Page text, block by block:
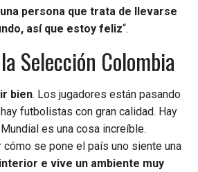
persona que trata de llevarse
así que estoy feliz“.
Selección Colombia
bien. Los jugadores están pasando
futbolistas con gran calidad. Hay
es una cosa increíble.
cómo se pone el país uno siente una
e vive un ambiente muy